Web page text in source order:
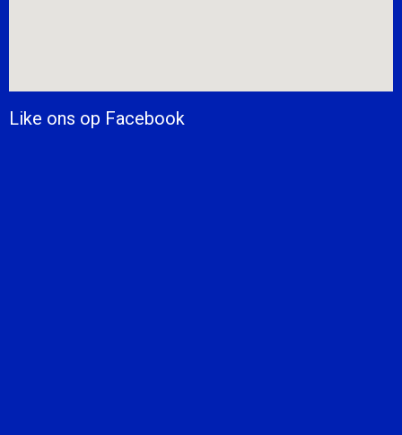
Like ons op Facebook